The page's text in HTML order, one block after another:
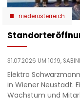
niederösterreich
31.07.2026 UM 10:19,
Elektro
in Wiener Neustadt.
Wachstum und